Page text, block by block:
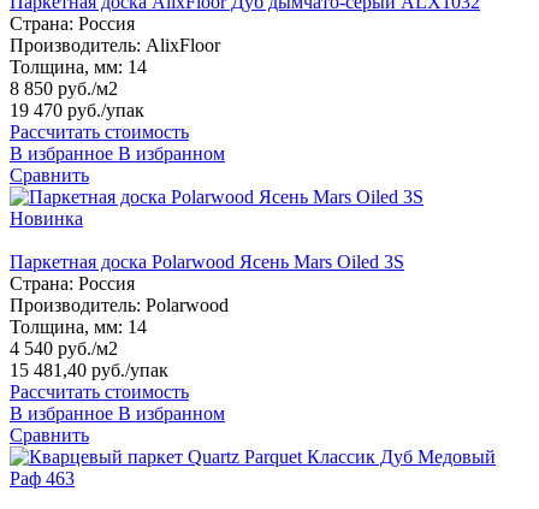
Страна: Россия
Производитель: AlixFloor
Толщина, мм: 14
8 850 руб./м2
19 470 руб./упак
Рассчитать стоимость
В избранное В избранном
Сравнить
Новинка
Паркетная доска Polarwood Ясень Mars Oiled 3S
Страна: Россия
Производитель: Polarwood
Толщина, мм: 14
4 540 руб./м2
15 481,40 руб./упак
Рассчитать стоимость
В избранное В избранном
Сравнить